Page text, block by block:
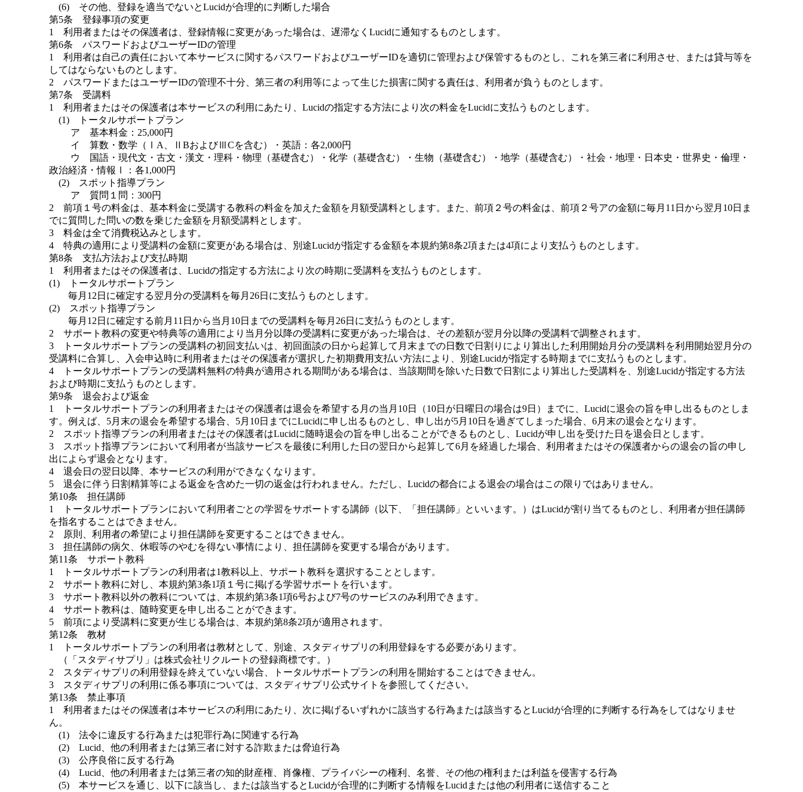
(6) その他、登録を適当でないとLucidが合理的に判断した場合
第5条 登録事項の変更
1 利用者またはその保護者は、登録情報に変更があった場合は、遅滞なくLucidに通知するものとします。
第6条 パスワードおよびユーザーIDの管理
1 利用者は自己の責任において本サービスに関するパスワードおよびユーザーIDを適切に管理および保管するものとし、これを第三者に利用させ、または貸与等を
してはならないものとします。
2 パスワードまたはユーザーIDの管理不十分、第三者の利用等によって生じた損害に関する責任は、利用者が負うものとします。
第7条 受講料
1 利用者またはその保護者は本サービスの利用にあたり、Lucidの指定する方法により次の料金をLucidに支払うものとします。
(1) トータルサポートプラン
ア 基本料金：25,000円
イ 算数・数学（ⅠA、ⅡBおよびⅢCを含む）・英語：各2,000円
ウ 国語・現代文・古文・漢文・理科・物理（基礎含む）・化学（基礎含む）・生物（基礎含む）・地学（基礎含む）・社会・地理・日本史・世界史・倫理・
政治経済・情報Ⅰ：各1,000円
(2) スポット指導プラン
ア 質問１問：300円
2 前項１号の料金は、基本料金に受講する教科の料金を加えた金額を月額受講料とします。また、前項２号の料金は、前項２号アの金額に毎月11日から翌月10日ま
でに質問した問いの数を乗じた金額を月額受講料とします。
3 料金は全て消費税込みとします。
4 特典の適用により受講料の金額に変更がある場合は、別途Lucidが指定する金額を本規約第8条2項または4項により支払うものとします。
第8条 支払方法および支払時期
1 利用者またはその保護者は、Lucidの指定する方法により次の時期に受講料を支払うものとします。
(1) トータルサポートプラン
毎月12日に確定する翌月分の受講料を毎月26日に支払うものとします。
(2) スポット指導プラン
毎月12日に確定する前月11日から当月10日までの受講料を毎月26日に支払うものとします。
2 サポート教科の変更や特典等の適用により当月分以降の受講料に変更があった場合は、その差額が翌月分以降の受講料で調整されます。
3 トータルサポートプランの受講料の初回支払いは、初回面談の日から起算して月末までの日数で日割りにより算出した利用開始月分の受講料を利用開始翌月分の
受講料に合算し、入会申込時に利用者またはその保護者が選択した初期費用支払い方法により、別途Lucidが指定する時期までに支払うものとします。
4 トータルサポートプランの受講料無料の特典が適用される期間がある場合は、当該期間を除いた日数で日割により算出した受講料を、別途Lucidが指定する方法
および時期に支払うものとします。
第9条 退会および返金
1 トータルサポートプランの利用者またはその保護者は退会を希望する月の当月10日（10日が日曜日の場合は9日）までに、Lucidに退会の旨を申し出るものとしま
す。例えば、5月末の退会を希望する場合、5月10日までにLucidに申し出るものとし、申し出が5月10日を過ぎてしまった場合、6月末の退会となります。
2 スポット指導プランの利用者またはその保護者はLucidに随時退会の旨を申し出ることができるものとし、Lucidが申し出を受けた日を退会日とします。
3 スポット指導プランにおいて利用者が当該サービスを最後に利用した日の翌日から起算して6月を経過した場合、利用者またはその保護者からの退会の旨の申し
出によらず退会となります。
4 退会日の翌日以降、本サービスの利用ができなくなります。
5 退会に伴う日割精算等による返金を含めた一切の返金は行われません。ただし、Lucidの都合による退会の場合はこの限りではありません。
第10条 担任講師
1 トータルサポートプランにおいて利用者ごとの学習をサポートする講師（以下、「担任講師」といいます。）はLucidが割り当てるものとし、利用者が担任講師
を指名することはできません。
2 原則、利用者の希望により担任講師を変更することはできません。
3 担任講師の病欠、休暇等のやむを得ない事情により、担任講師を変更する場合があります。
第11条 サポート教科
1 トータルサポートプランの利用者は1教科以上、サポート教科を選択することとします。
2 サポート教科に対し、本規約第3条1項１号に掲げる学習サポートを行います。
3 サポート教科以外の教科については、本規約第3条1項6号および7号のサービスのみ利用できます。
4 サポート教科は、随時変更を申し出ることができます。
5 前項により受講料に変更が生じる場合は、本規約第8条2項が適用されます。
第12条 教材
1 トータルサポートプランの利用者は教材として、別途、スタディサプリの利用登録をする必要があります。
（「スタディサプリ」は株式会社リクルートの登録商標です。）
2 スタディサプリの利用登録を終えていない場合、トータルサポートプランの利用を開始することはできません。
3 スタディサプリの利用に係る事項については、スタディサプリ公式サイトを参照してください。
第13条 禁止事項
1 利用者またはその保護者は本サービスの利用にあたり、次に掲げるいずれかに該当する行為または該当するとLucidが合理的に判断する行為をしてはなりませ
ん。
(1) 法令に違反する行為または犯罪行為に関連する行為
(2) Lucid、他の利用者または第三者に対する詐欺または脅迫行為
(3) 公序良俗に反する行為
(4) Lucid、他の利用者または第三者の知的財産権、肖像権、プライバシーの権利、名誉、その他の権利または利益を侵害する行為
(5) 本サービスを通じ、以下に該当し、または該当するとLucidが合理的に判断する情報をLucidまたは他の利用者に送信すること